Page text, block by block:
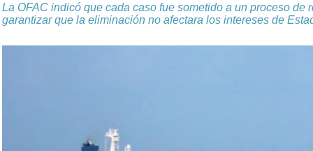
La OFAC indicó que cada caso fue sometido a un proceso de
garantizar que la eliminación no afectara los intereses de